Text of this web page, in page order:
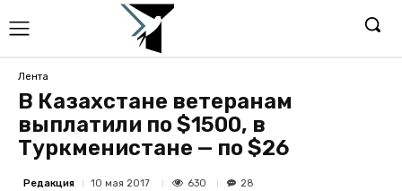
Лента
В Казахстане ветеранам
выплатили по $1500, в
Туркменистане — по $26
Редакция 10 мая 2017 630 28